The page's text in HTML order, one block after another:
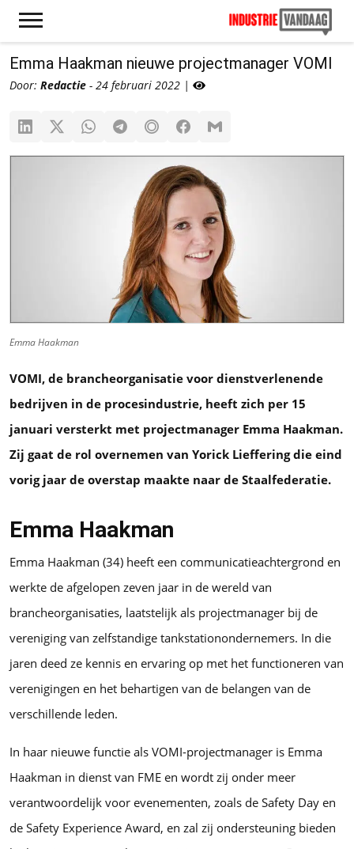
Emma Haakman nieuwe projectmanager VOMI
Door: Redactie - 24 februari 2022 |
Emma Haakman
VOMI, de brancheorganisatie voor dienstverlenende
bedrijven in de procesindustrie, heeft zich per 15
januari versterkt met projectmanager Emma Haakman.
Zij gaat de rol overnemen van Yorick Lieffering die eind
vorig jaar de overstap maakte naar de Staalfederatie.
Emma Haakman
Emma Haakman (34) heeft een communicatieachtergrond en
werkte de afgelopen zeven jaar in de wereld van
brancheorganisaties, laatstelijk als projectmanager bij de
vereniging van zelfstandige tankstationondernemers. In die
jaren deed ze kennis en ervaring op met het functioneren van
verenigingen en het behartigen van de belangen van de
verschillende leden.
In haar nieuwe functie als VOMI-projectmanager is Emma
Haakman in dienst van FME en wordt zij onder meer
verantwoordelijk voor evenementen, zoals de Safety Day en
de Safety Experience Award, en zal zij ondersteuning bieden